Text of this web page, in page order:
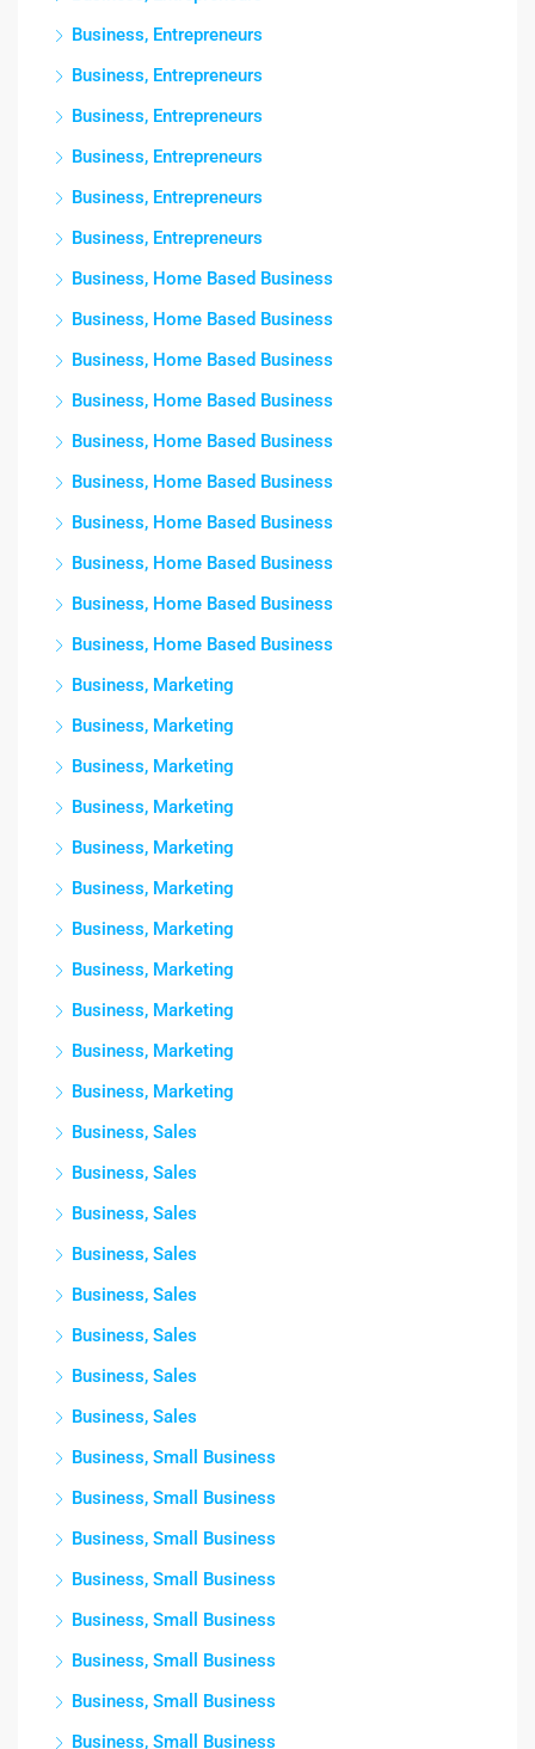
Business, Entrepreneurs
Business, Entrepreneurs
Business, Entrepreneurs
Business, Entrepreneurs
Business, Entrepreneurs
Business, Entrepreneurs
Business, Home Based Business
Business, Home Based Business
Business, Home Based Business
Business, Home Based Business
Business, Home Based Business
Business, Home Based Business
Business, Home Based Business
Business, Home Based Business
Business, Home Based Business
Business, Home Based Business
Business, Marketing
Business, Marketing
Business, Marketing
Business, Marketing
Business, Marketing
Business, Marketing
Business, Marketing
Business, Marketing
Business, Marketing
Business, Marketing
Business, Marketing
Business, Sales
Business, Sales
Business, Sales
Business, Sales
Business, Sales
Business, Sales
Business, Sales
Business, Sales
Business, Small Business
Business, Small Business
Business, Small Business
Business, Small Business
Business, Small Business
Business, Small Business
Business, Small Business
Business, Small Business